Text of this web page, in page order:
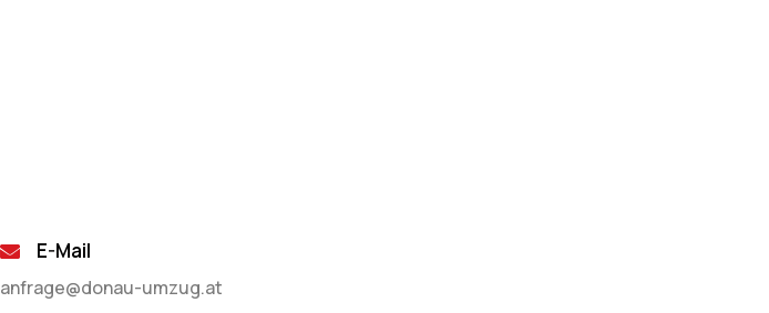
E-Mail
anfrage@donau-umzug.at